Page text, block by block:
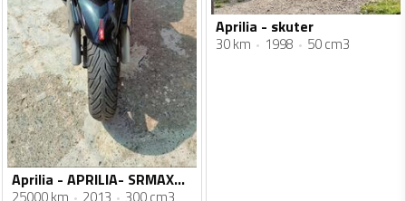
Aprilia - APRILIA- SRMAX300EA
Aprilia - skuter
30 km 1998 50 cm3